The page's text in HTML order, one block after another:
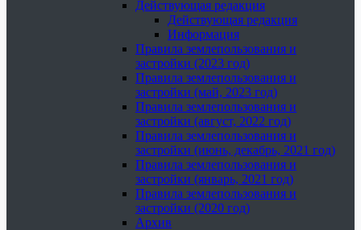
Действующая редакция
Действующая редакция
Информация
Правила землепользования и
застройки (2023 год)
Правила землепользования и
застройки (май, 2023 год)
Правила землепользования и
застройки (август, 2022 год)
Правила землепользования и
застройки (июнь, декабрь, 2021 год)
Правила землепользования и
застройки (январь, 2021 год)
Правила землепользования и
застройки (2020 год)
Архив